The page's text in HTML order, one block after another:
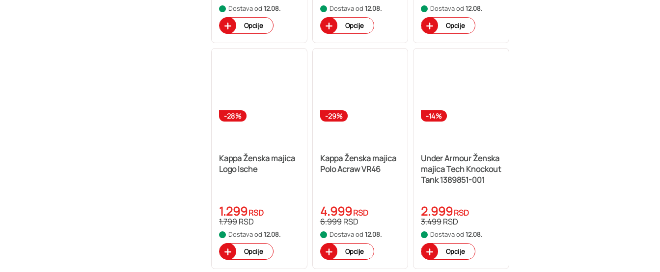
Dostava od 12.08.
Opcije
Dostava od 12.08.
Opcije
Dostava od 12.08.
Opcije
-28%
Kappa Ženska majica
Logo Ische
1.299RSD
1.799RSD
Dostava od 12.08.
Opcije
-29%
Kappa Ženska majica
Polo Acraw VR46
4.999RSD
6.999RSD
Dostava od 12.08.
Opcije
-14%
Under Armour Ženska
majica Tech Knockout
Tank 1389851-001
2.999RSD
3.499RSD
Dostava od 12.08.
Opcije